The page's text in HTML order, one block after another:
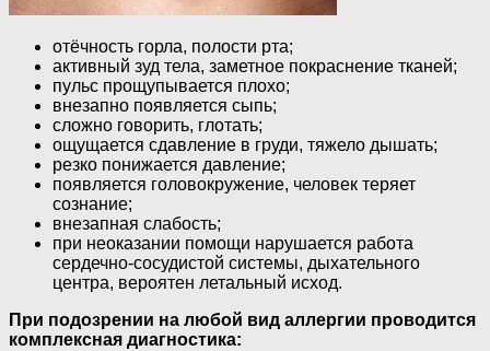
отёчность горла, полости рта;
активный зуд тела, заметное покраснение тканей;
пульс прощупывается плохо;
внезапно появляется сыпь;
сложно говорить, глотать;
ощущается сдавление в груди, тяжело дышать;
резко понижается давление;
появляется головокружение, человек теряет
сознание;
внезапная слабость;
при неоказании помощи нарушается работа
сердечно-сосудистой системы, дыхательного
центра, вероятен летальный исход.
При подозрении на любой вид аллергии проводится
комплексная диагностика: